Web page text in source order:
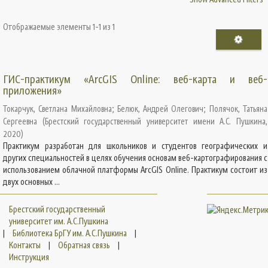
Отображаемые элементы 1-1 из 1
ГИС-практикум «ArcGIS Online: веб-карта и веб-
приложения»
Токарчук, Светлана Михайловна; Белюк, Андрей Олегович; Полячок, Татьяна
Сергеевна
(Брестский государственный университет имени А.С. Пушкина,
2020)
Практикум разработан для школьников и студентов географических и
других специальностей в целях обучения основам веб-картографирования с
использованием облачной платформы ArcGIS Online. Практикум состоит из
двух основных ...
Брестский государственный
университет им. А.С.Пушкина
|
Библиотека БрГУ им. А.С.Пушкина
|
Контакты
| Обратная связь
|
Инструкция